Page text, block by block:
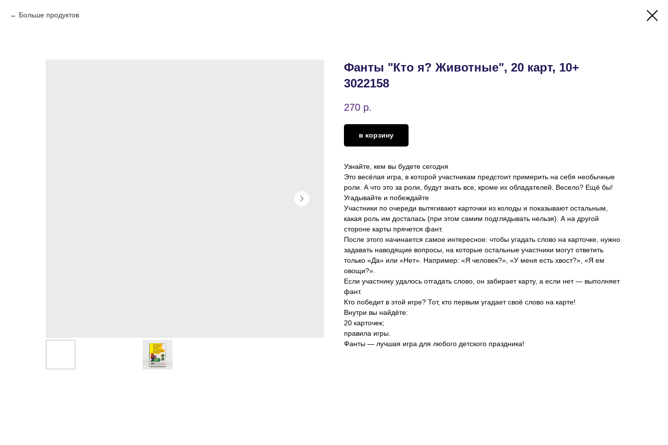
Больше продуктов
Фанты "Кто я? Животные", 20 карт, 10+
3022158
270 р.
в корзину
Узнайте, кем вы будете сегодня
Это весёлая игра, в которой участникам предстоит примерить на себя необычные
роли. А что это за роли, будут знать все, кроме их обладателей. Весело? Ещё бы!
Угадывайте и побеждайте
Участники по очереди вытягивают карточки из колоды и показывают остальным,
какая роль им досталась (при этом самим подглядывать нельзя). А на другой
стороне карты прячется фант.
После этого начинается самое интересное: чтобы угадать слово на карточке, нужно
задавать наводящие вопросы, на которые остальные участники могут ответить
только «Да» или «Нет». Например: «Я человек?», «У меня есть хвост?», «Я ем
овощи?».
Если участнику удалось отгадать слово, он забирает карту, а если нет — выполняет
фант.
Кто победит в этой игре? Тот, кто первым угадает своё слово на карте!
Внутри вы найдёте:
20 карточек;
правила игры.
Фанты — лучшая игра для любого детского праздника!